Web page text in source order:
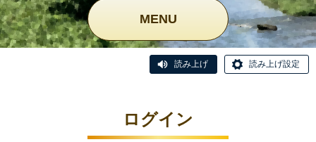
MENU
読み上げ 読み上げ設定
ログイン